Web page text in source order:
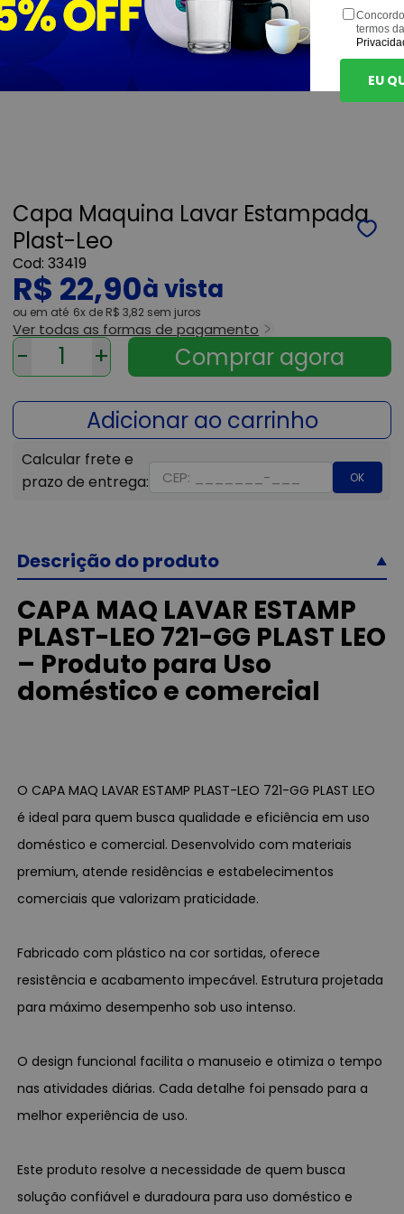
Capa Maquina Lavar Estampada
Plast-Leo
33419
R$ 22,90
ou 6x de R$ 3,82 sem juros
Ver todas as formas de pagamento
- +
OK
Descrição do produto
CAPA MAQ LAVAR ESTAMP
PLAST-LEO 721-GG PLAST LEO
– Produto para Uso
doméstico e comercial
O CAPA MAQ LAVAR ESTAMP PLAST-LEO 721-GG PLAST LEO
é ideal para quem busca qualidade e eficiência em uso
doméstico e comercial. Desenvolvido com materiais
premium, atende residências e estabelecimentos
comerciais que valorizam praticidade.
Fabricado com plástico na cor sortidas, oferece
resistência e acabamento impecável. Estrutura projetada
para máximo desempenho sob uso intenso.
O design funcional facilita o manuseio e otimiza o tempo
nas atividades diárias. Cada detalhe foi pensado para a
melhor experiência de uso.
Este produto resolve a necessidade de quem busca
solução confiável e duradoura para uso doméstico e
termos
EU